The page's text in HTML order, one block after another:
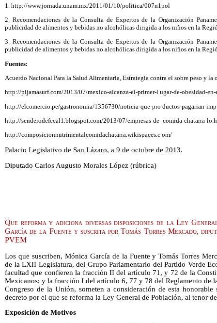
1. http://www.jornada.unam.mx/2011/01/10/politica/007n1pol
2. Recomendaciones de la Consulta de Expertos de la Organización
publicidad de alimentos y bebidas no alcohólicas dirigida a los niños en la
3. Recomendaciones de la Consulta de Expertos de la Organización
publicidad de alimentos y bebidas no alcohólicas dirigida a los niños en la
Fuentes:
Acuerdo Nacional Para la Salud Alimentaria, Estrategia contra el sobre peso y la
http://pijamasurf.com/2013/07/mexico-alcanza-el-primer-l ugar-de-obesidad-
http://elcomercio.pe/gastronomia/1356730/noticia-que-pro ductos-pagarian-
http://senderodefecal1.blogspot.com/2013/07/empresas-de- comida-chatarra-
http://composicionnutrimentalcomidachatarra.wikispaces.c om/
Palacio Legislativo de San Lázaro, a 9 de octubre de 2013.
Diputado Carlos Augusto Morales López (rúbrica)
Que reforma y adiciona diversas disposiciones de la Ley
García de la Fuente y suscrita por Tomás Torres Mercado,
PVEM
Los que suscriben, Mónica García de la Fuente y Tomás Torres
de la LXII Legislatura, del Grupo Parlamentario del Partido Verde
facultad que confieren la fracción II del artículo 71, y 72 de la
Mexicanos; y la fracción I del artículo 6, 77 y 78 del Reglamento de
Congreso de la Unión, someten a consideración de esta
decreto por el que se reforma la Ley General de Población, al tenor
Exposición de Motivos